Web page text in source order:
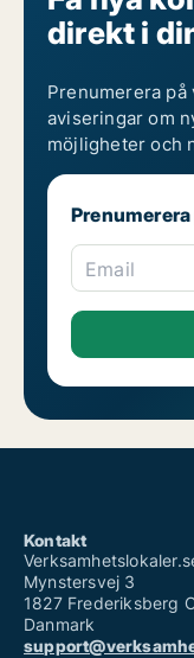
direkt i
Prenumerera
aviseringar om
möjligheter och
Email
Kontakt
Mynstersvej 3
1827 Frederiksberg
Danmark